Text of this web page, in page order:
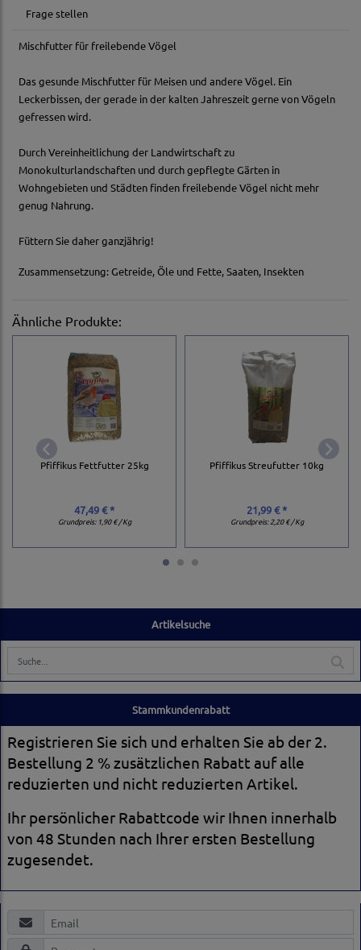
Artikelsuche
Frage stellen
Mischfutter für freilebende Vögel
Das gesunde Mischfutter für Meisen und andere Vögel. Ein
Leckerbissen, der gerade in der kalten Jahreszeit gerne von Vögeln
gefressen wird.
Durch Vereinheitlichung der Landwirtschaft zu
Monokulturlandschaften und durch gepflegte Gärten in
Wohngebieten und Städten finden freilebende Vögel nicht mehr
genug Nahrung.
Füttern Sie daher ganzjährig!
Zusammensetzung: Getreide, Öle und Fette, Saaten, Insekten
Ähnliche Produkte:
Pfiffikus Fettfutter 25kg
47,49 € *
Grundpreis: 1,90 € / Kg
Pfiffikus Streufutter 10kg
21,99 € *
Grundpreis:2,20 € / Kg
Stammkundenrabatt
Registrieren Sie sich und erhalten Sie ab der 2.
Bestellung 2 % zusätzlichen Rabatt auf alle
reduzierten und nicht reduzierten Artikel.
Ihr persönlicher Rabattcode wir Ihnen innerhalb
von 48 Stunden nach Ihrer ersten Bestellung
zugesendet.